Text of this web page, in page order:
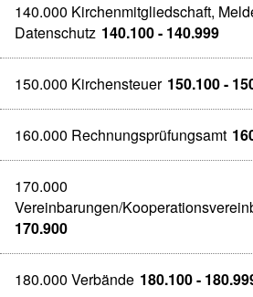
140.000 Kirchenmitgliedschaft,
Datenschutz 140.100 - 140.999
150.000 Kirchensteuer 150.100 -
160.000 Rechnungsprüfungsamt
170.000
Vereinbarungen/
170.900
180.000 Verbände 180.100 -